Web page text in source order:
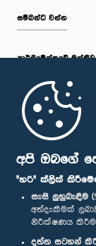
අපි ඔබගේ
"හරි" ක්ලික්
සැසි ලුහුබැඳීම
අත්දැකීමක්
නිරීක්ෂණය
දත්ත සටහන්
සම්බන්ධ වන්න
පාර්ලි‌මේන්තුවේ
මුල් පිටුව
පාර්ලිමේන්තු ජංගම
අප හා සම්බන්ධ